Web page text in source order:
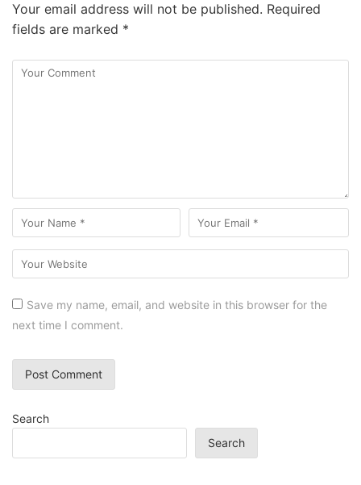
Your email address will not be published. Required
fields are marked *
Save my name, email, and website in this browser for the
next time I comment.
Search
Search